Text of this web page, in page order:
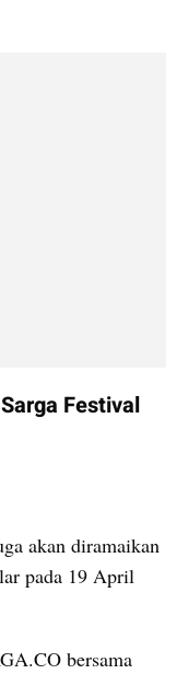
Festival
akan diramaikan
pada 19 April
bersama